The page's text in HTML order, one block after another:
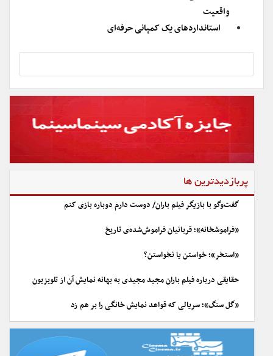
واقعیت
استانداردهای یک کمپانی حرفه‌ای
پربازدیدترین ها
گفت‌وگو با بازیگر فیلم باران/ دوست دارم دوباره بازی کنم
«فراموشخانه»؛ قربانیان فراموش‌شده‌ی تاریخ
«استخر»؛ خواستن یا نخواستن؟
حقایقی درباره فیلم باران مجید مجیدی به بهانه نمایش آن از تلویزیون
«گل سنگ»؛ سریالی که قواعد نمایش خانگی را بر هم زد